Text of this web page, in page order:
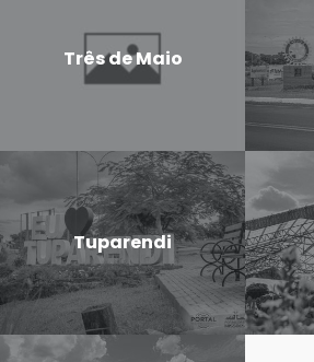
Três de Maio
Tuparendi